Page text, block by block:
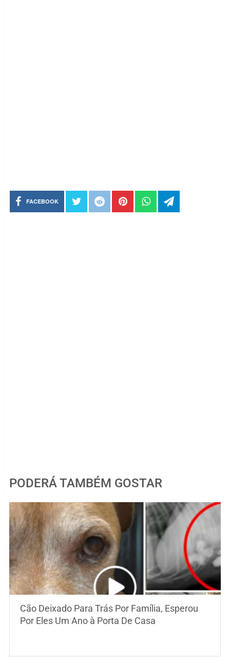
FACEBOOK
PODERÁ TAMBÉM GOSTAR
Cão Deixado Para Trás Por Família, Esperou
Por Eles Um Ano à Porta De Casa